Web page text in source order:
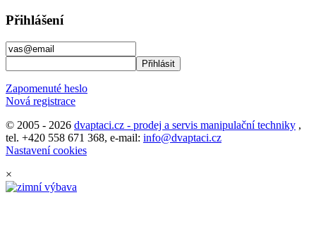
Přihlášení
Zapomenuté heslo
Nová registrace
© 2005 - 2026 dvaptaci.cz - prodej a servis manipulační techniky ,
tel. +420 558 671 368, e-mail: info@dvaptaci.cz
Nastavení cookies
×